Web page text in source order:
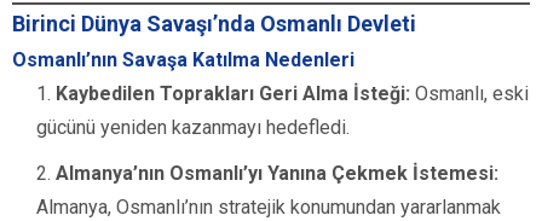
Birinci Dünya Savaşı’nda Osmanlı Devleti
Osmanlı’nın Savaşa Katılma Nedenleri
Kaybedilen Toprakları Geri Alma İsteği: Osmanlı, eski
gücünü yeniden kazanmayı hedefledi.
Almanya’nın Osmanlı’yı Yanına Çekmek İstemesi:
Almanya, Osmanlı’nın stratejik konumundan yararlanmak